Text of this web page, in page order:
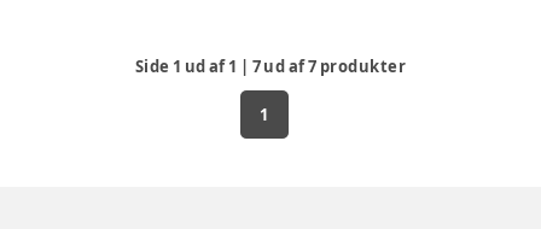
Side 1 ud af1 | 7ud af7 produkter
1